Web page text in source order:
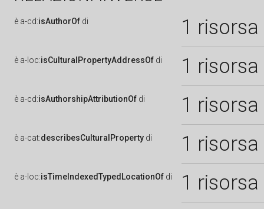
è a-cd:isAuthorOf di 1 risorsa
è a-loc:isCulturalPropertyAddressOf di 1 risorsa
è a-cd:isAuthorshipAttributionOf di 1 risorsa
è a-cat:describesCulturalProperty di 1 risorsa
è a-loc:isTimeIndexedTypedLocationOf di 1 risorsa